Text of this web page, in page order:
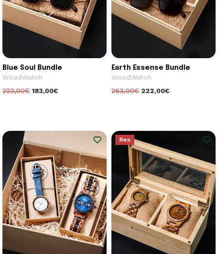
Blue Soul Bundle
WoodWatch
223,00€ 183,00€
Earth Essense Bundle
WoodWatch
263,00€ 222,00€
Rea